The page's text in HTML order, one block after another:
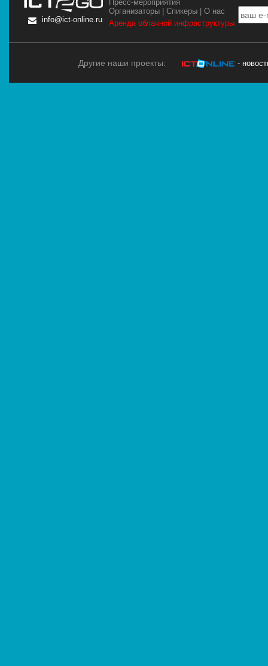
info@ict-online.ru
Пресс-мероприятия
Организаторы |Спикеры |О нас
Аренда облачной инфраструктуры
Другие наши проекты: -